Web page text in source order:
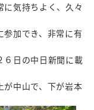
気持ちよく、久々
加でき、非常に有
６日の中日新聞に載
が中山で、下が岩本